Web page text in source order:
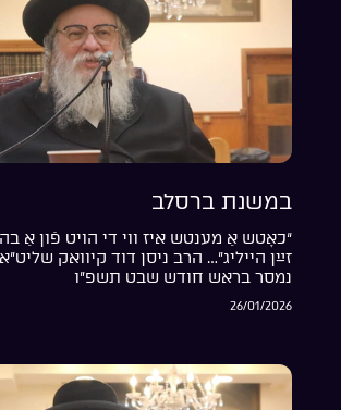
במשנת ברסלב
“כאָטש אַ מענטש איז ווי די הויט פֿון אַ
זײַן הייליג”… הרב ניסן דוד קיוואק
נמסר בראש חודש שבט תשפ”ו
26/01/2026